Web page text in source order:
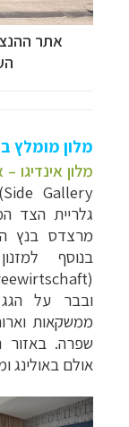
אתר
מלון מומלץ
מלון אינדיגו
Side Gallery
)
גלריית הצד
מרצדס בנץ
בנוסף
(
ובבר על
ממשקאות
שפרה. באזור
אולם באולינג